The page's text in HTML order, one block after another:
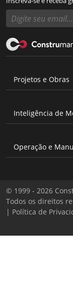
Projetos e Obras
Inteligência de
Operação e
© 1999 - 2026
Todos os direitos
| Política de